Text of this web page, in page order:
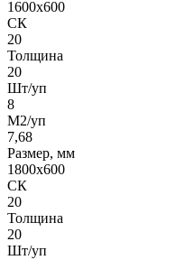
1600х600
СК
20
Толщина
20
Шт/уп
8
М2/уп
7,68
Размер, мм
1800х600
СК
20
Толщина
20
Шт/уп